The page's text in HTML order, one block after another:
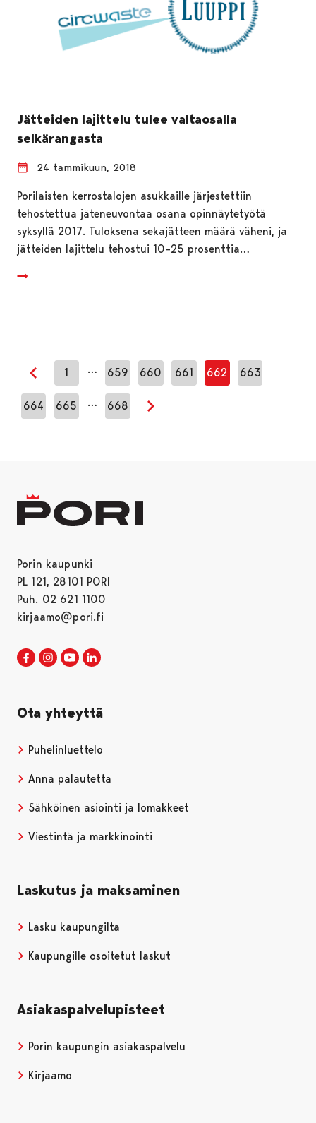
Jätteiden lajittelu tulee valtaosalla
selkärangasta
24 tammikuun, 2018
Porilaisten kerrostalojen asukkaille järjestettiin
tehostettua jäteneuvontaa osana opinnäytetyötä
syksyllä 2017. Tuloksena sekajätteen määrä väheni, ja
jätteiden lajittelu tehostui 10–25 prosenttia…
Edellinen sivu
1 … 659 660 661 662 663
664 665 … 668
Seuraava sivu
Porin kaupunki
PL 121, 28101 PORI
Puh. 02 621 1100
kirjaamo@pori.fi
Porin kaupunki Facebookissa
Avautuu uudessa välilehdessä
Porin kaupunki Instagramissa
Avautuu uudessa välilehdessä
Porin kaupunki Youtubessa
Avautuu uudessa välilehdessä
Ota yhteyttä
Puhelinluettelo
Anna palautetta
Sähköinen asiointi ja lomakkeet
Viestintä ja markkinointi
Laskutus ja maksaminen
Lasku kaupungilta
Kaupungille osoitetut laskut
Asiakaspalvelupisteet
Porin kaupungin asiakaspalvelu
Kirjaamo